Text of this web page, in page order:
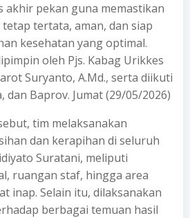
akhir pekan guna memastikan
tertata, aman, dan siap
kesehatan yang optimal.
oleh Pjs. Kabag Urikkes
Suryanto, A.Md., serta diikuti
dan Baprov. Jumat (29/05/2026)
tim melaksanakan
dan kerapihan di seluruh
Suratani, meliputi
ruangan staf, hingga area
inap. Selain itu, dilaksanakan
berbagai temuan hasil